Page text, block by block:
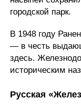
городской парк.
В 1948 году
— в честь
здесь.
историческим
Русская